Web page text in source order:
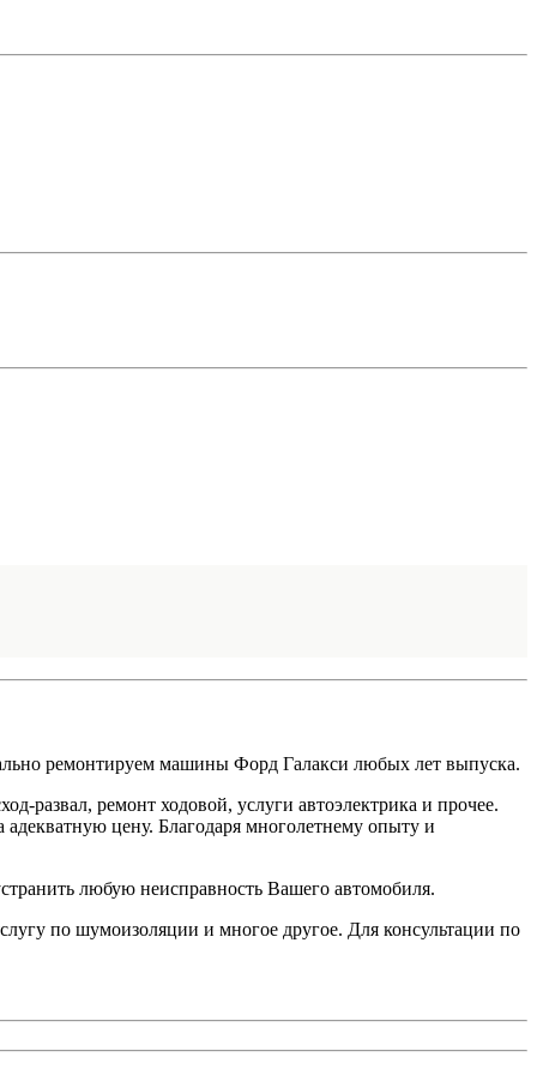
ремонтируем машины Форд Галакси любых лет выпуска.
развал, ремонт ходовой, услуги автоэлектрика и прочее.
цену. Благодаря многолетнему опыту и
любую неисправность Вашего автомобиля.
по шумоизоляции и многое другое. Для консультации по